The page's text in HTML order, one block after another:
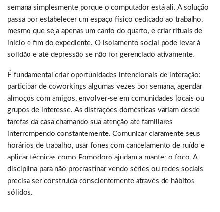
semana simplesmente porque o computador está ali. A solução
passa por estabelecer um espaço físico dedicado ao trabalho,
mesmo que seja apenas um canto do quarto, e criar rituais de
início e fim do expediente. O isolamento social pode levar à
solidão e até depressão se não for gerenciado ativamente.
É fundamental criar oportunidades intencionais de interação:
participar de coworkings algumas vezes por semana, agendar
almoços com amigos, envolver-se em comunidades locais ou
grupos de interesse. As distrações domésticas variam desde
tarefas da casa chamando sua atenção até familiares
interrompendo constantemente. Comunicar claramente seus
horários de trabalho, usar fones com cancelamento de ruído e
aplicar técnicas como Pomodoro ajudam a manter o foco. A
disciplina para não procrastinar vendo séries ou redes sociais
precisa ser construída conscientemente através de hábitos
sólidos.